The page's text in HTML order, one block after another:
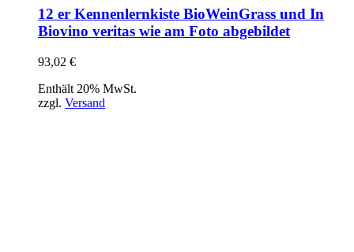
12 er Kennenlernkiste BioWeinGrass und In
Biovino veritas wie am Foto abgebildet
93,02 €
Enthält 20% MwSt.
zzgl. Versand